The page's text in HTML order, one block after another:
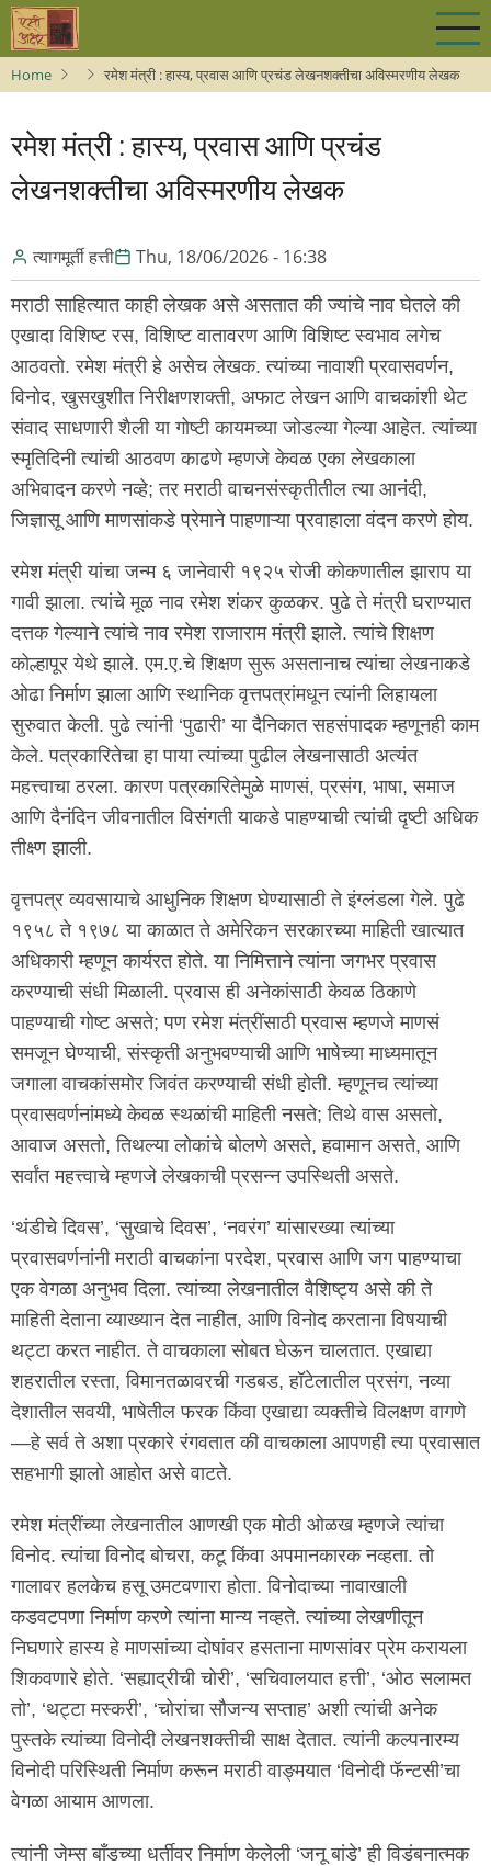
Skip
main
content
Home रमेश मंत्री : हास्य, प्रवास आणि प्रचंड लेखनशक्तीचा अविस्मरणीय लेखक
रमेश मंत्री : हास्य, प्रवास आणि प्रचंड
लेखनशक्तीचा अविस्मरणीय लेखक
त्यागमूर्ती हत्ती Thu, 18/06/2026 - 16:38
मराठी साहित्यात काही लेखक असे असतात की ज्यांचे नाव घेतले की
एखादा विशिष्ट रस, विशिष्ट वातावरण आणि विशिष्ट स्वभाव लगेच
आठवतो. रमेश मंत्री हे असेच लेखक. त्यांच्या नावाशी प्रवासवर्णन,
विनोद, खुसखुशीत निरीक्षणशक्ती, अफाट लेखन आणि वाचकांशी थेट
संवाद साधणारी शैली या गोष्टी कायमच्या जोडल्या गेल्या आहेत. त्यांच्या
स्मृतिदिनी त्यांची आठवण काढणे म्हणजे केवळ एका लेखकाला
अभिवादन करणे नव्हे; तर मराठी वाचनसंस्कृतीतील त्या आनंदी,
जिज्ञासू आणि माणसांकडे प्रेमाने पाहणाऱ्या प्रवाहाला वंदन करणे होय.
रमेश मंत्री यांचा जन्म ६ जानेवारी १९२५ रोजी कोकणातील झाराप या
गावी झाला. त्यांचे मूळ नाव रमेश शंकर कुळकर. पुढे ते मंत्री घराण्यात
दत्तक गेल्याने त्यांचे नाव रमेश राजाराम मंत्री झाले. त्यांचे शिक्षण
कोल्हापूर येथे झाले. एम.ए.चे शिक्षण सुरू असतानाच त्यांचा लेखनाकडे
ओढा निर्माण झाला आणि स्थानिक वृत्तपत्रांमधून त्यांनी लिहायला
सुरुवात केली. पुढे त्यांनी ‘पुढारी’ या दैनिकात सहसंपादक म्हणूनही काम
केले. पत्रकारितेचा हा पाया त्यांच्या पुढील लेखनासाठी अत्यंत
महत्त्वाचा ठरला. कारण पत्रकारितेमुळे माणसं, प्रसंग, भाषा, समाज
आणि दैनंदिन जीवनातील विसंगती याकडे पाहण्याची त्यांची दृष्टी अधिक
तीक्ष्ण झाली.
वृत्तपत्र व्यवसायाचे आधुनिक शिक्षण घेण्यासाठी ते इंग्लंडला गेले. पुढे
१९५८ ते १९७८ या काळात ते अमेरिकन सरकारच्या माहिती खात्यात
अधिकारी म्हणून कार्यरत होते. या निमित्ताने त्यांना जगभर प्रवास
करण्याची संधी मिळाली. प्रवास ही अनेकांसाठी केवळ ठिकाणे
पाहण्याची गोष्ट असते; पण रमेश मंत्रींसाठी प्रवास म्हणजे माणसं
समजून घेण्याची, संस्कृती अनुभवण्याची आणि भाषेच्या माध्यमातून
जगाला वाचकांसमोर जिवंत करण्याची संधी होती. म्हणूनच त्यांच्या
प्रवासवर्णनांमध्ये केवळ स्थळांची माहिती नसते; तिथे वास असतो,
आवाज असतो, तिथल्या लोकांचे बोलणे असते, हवामान असते, आणि
सर्वांत महत्त्वाचे म्हणजे लेखकाची प्रसन्न उपस्थिती असते.
‘थंडीचे दिवस’, ‘सुखाचे दिवस’, ‘नवरंग’ यांसारख्या त्यांच्या
प्रवासवर्णनांनी मराठी वाचकांना परदेश, प्रवास आणि जग पाहण्याचा
एक वेगळा अनुभव दिला. त्यांच्या लेखनातील वैशिष्ट्य असे की ते
माहिती देताना व्याख्यान देत नाहीत, आणि विनोद करताना विषयाची
थट्टा करत नाहीत. ते वाचकाला सोबत घेऊन चालतात. एखाद्या
शहरातील रस्ता, विमानतळावरची गडबड, हॉटेलातील प्रसंग, नव्या
देशातील सवयी, भाषेतील फरक किंवा एखाद्या व्यक्तीचे विलक्षण वागणे
—हे सर्व ते अशा प्रकारे रंगवतात की वाचकाला आपणही त्या प्रवासात
सहभागी झालो आहोत असे वाटते.
रमेश मंत्रींच्या लेखनातील आणखी एक मोठी ओळख म्हणजे त्यांचा
विनोद. त्यांचा विनोद बोचरा, कटू किंवा अपमानकारक नव्हता. तो
गालावर हलकेच हसू उमटवणारा होता. विनोदाच्या नावाखाली
कडवटपणा निर्माण करणे त्यांना मान्य नव्हते. त्यांच्या लेखणीतून
निघणारे हास्य हे माणसांच्या दोषांवर हसताना माणसांवर प्रेम करायला
शिकवणारे होते. ‘सह्याद्रीची चोरी’, ‘सचिवालयात हत्ती’, ‘ओठ सलामत
तो’, ‘थट्टा मस्करी’, ‘चोरांचा सौजन्य सप्ताह’ अशी त्यांची अनेक
पुस्तके त्यांच्या विनोदी लेखनशक्तीची साक्ष देतात. त्यांनी कल्पनारम्य
विनोदी परिस्थिती निर्माण करून मराठी वाङ्मयात ‘विनोदी फॅन्टसी’चा
वेगळा आयाम आणला.
त्यांनी जेम्स बॉंडच्या धर्तीवर निर्माण केलेली ‘जनू बांडे’ ही विडंबनात्मक